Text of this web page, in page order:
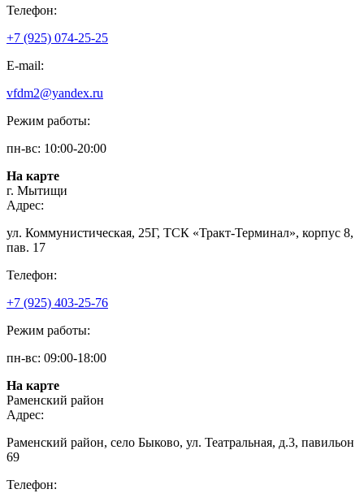
Телефон:
+7 (925) 074-25-25
E-mail:
vfdm2@yandex.ru
Режим работы:
пн-вс: 10:00-20:00
На карте
г. Мытищи
Адрес:
ул. Коммунистическая, 25Г, ТСК «Тракт-Терминал», корпус 8,
пав. 17
Телефон:
+7 (925) 403-25-76
Режим работы:
пн-вс: 09:00-18:00
На карте
Раменский район
Адрес:
Раменский район, село Быково, ул. Театральная, д.3, павильон
69
Телефон: